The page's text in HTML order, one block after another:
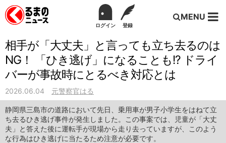
ログイン 登録
MENU
相手が「大丈夫」と言っても立ち去るのは
NG！ 「ひき逃げ」になることも!? ドライ
バーが事故時にとるべき対応とは
2026.06.04 元警察官はる
静岡県三島市の道路において先日、乗用車が男子小学生をはねて立
ち去るひき逃げ事件が発生しました。この事案では、児童が「大丈
夫」と答えた後に運転手が現場から走り去っていますが、このよう
な行為はひき逃げに当たるため注意が必要です。